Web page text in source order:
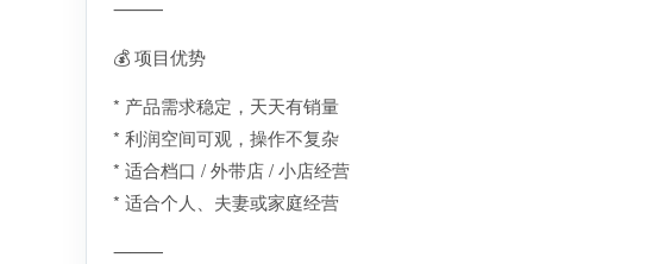
⸻
💰 项目优势
* 产品需求稳定，天天有销量
* 利润空间可观，操作不复杂
* 适合档口 / 外带店 / 小店经营
* 适合个人、夫妻或家庭经营
⸻